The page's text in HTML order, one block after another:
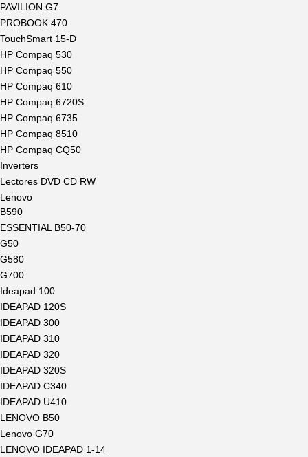
PAVILION G7
PROBOOK 470
TouchSmart 15-D
HP Compaq 530
HP Compaq 550
HP Compaq 610
HP Compaq 6720S
HP Compaq 6735
HP Compaq 8510
HP Compaq CQ50
Inverters
Lectores DVD CD RW
Lenovo
B590
ESSENTIAL B50-70
G50
G580
G700
Ideapad 100
IDEAPAD 120S
IDEAPAD 300
IDEAPAD 310
IDEAPAD 320
IDEAPAD 320S
IDEAPAD C340
IDEAPAD U410
LENOVO B50
Lenovo G70
LENOVO IDEAPAD 1-14